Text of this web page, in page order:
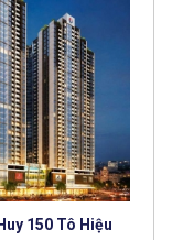
150 Tô Hiệu